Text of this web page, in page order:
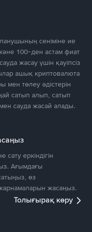
сеніміне ие
100-ден астам фиат
жасау үшін қауіпсіз
ашық криптовалюта
мен төлеу әдістерін
сатып алып, сатып
сауда жасай алады.
еркіндігін
Ағымдағы
өз
жасаңыз.
Толығырақ көру